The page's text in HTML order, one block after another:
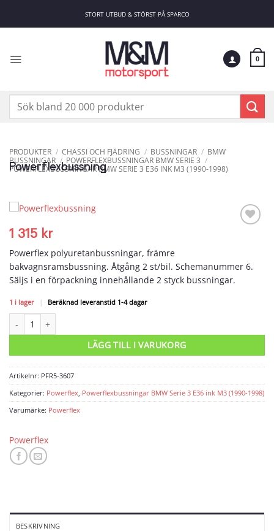
STORT UTBUD & STÖRST PÅ SPARCO
0
Sök
PRODUKTER / CHASSI OCH FJÄDRING / BUSSNINGAR / BMW
BUSSNINGAR / POWERFLEXBUSSNINGAR BMW SERIE 3 /
POWERFLEXBUSSNINGAR BMW SERIE 3 E36 INK M3 (1990-1998)
Powerflexbussning
1 315 kr
Powerflex polyuretanbussningar, främre
bakvagnsramsbussning. Åtgång 2 st/bil. Schemanummer 6.
Säljs i en förpackning innehållande 2 styck bussningar.
1 i lager | Beräknad leveranstid 1-4 dagar
LÄGG TILL I VARUKORG
Artikelnr: PFR5-3607
Kategorier: Powerflex, Powerflexbussningar BMW Serie 3 E36 ink M3 (1990-1998)
Varumärke: Powerflex
Powerflex
BESKRIVNING